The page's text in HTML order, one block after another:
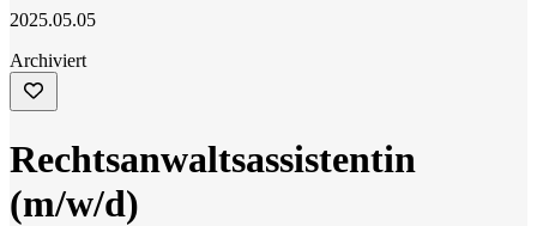
2025.05.05
Archiviert
Rechtsanwaltsassistentin
(m/w/d)